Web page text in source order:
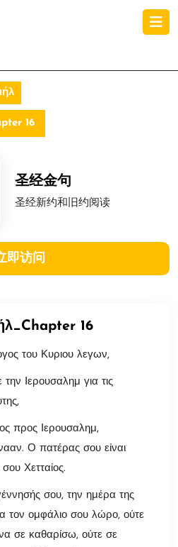
16
圣经金句
圣经新约和旧约阅读
即访问
16
του Κυριου λεγων,
Ιερουσαλημ για τις
προς Ιερουσαλημ,
Ο πατέρας σου είναι
Χετταίος.
σου, την ημέρα της
τον ομφάλιο σου λώρο, ούτε
σε καθαρίσω, ούτε σε